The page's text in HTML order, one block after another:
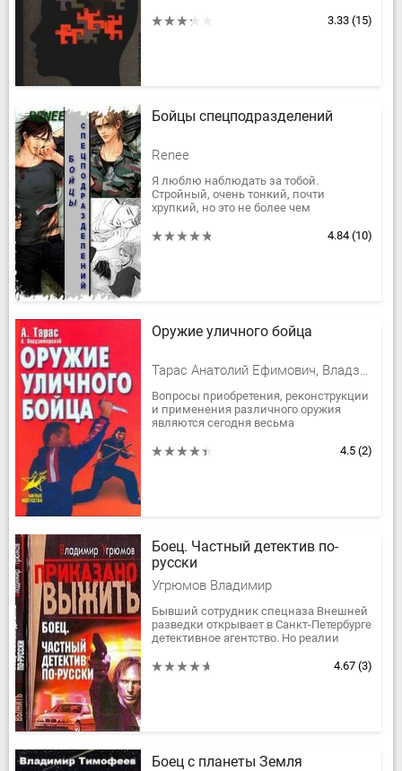
спвцподразделений МВД, ФСБ, ФСО,
3.33 (15)
Бойцы спецподразделений
Renee
Я люблю наблюдать за тобой.
Стройный, очень тонкий, почти
хрупкий, но это не более чем
как походка выдает в тебе опасного
4.84 (10)
Оружие уличного бойца
Тарас Анатолий Ефимович, Владзимирский А. В.
Вопросы приобретения, реконструкции
и применения различного оружия
являются сегодня весьма
изобилии его видов и образцов? Какое
4.5 (2)
Боец. Частный детектив по-
русски
Угрюмов Владимир
Бывший сотрудник спецназа Внешней
разведки открывает в Санкт-Петербурге
детективное агентство. Но реалии
профессионалу террора и диверсий...
4.67 (3)
Боец с планеты Земля